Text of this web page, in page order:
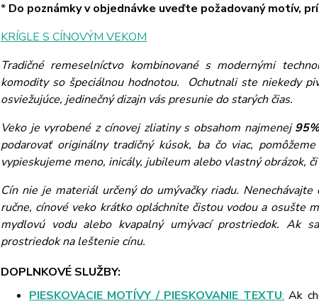
*Do poznámky v objednávke uveďte požadovaný motív,
KRÍGLE S CÍNOVÝM VEKOM
Tradičné remeselníctvo kombinované s modernými
komodity so špeciálnou hodnotou. Ochutnali ste niekedy
osviežujúce, jedinečný dizajn vás presunie do starých čias.
Veko je vyrobené z cínovej zliatiny s obsahom najmenej
podarovať originálny tradičný kúsok, ba čo viac,
vypieskujeme meno, inicály, jubileum alebo vlastný obrázok,
Cín nie je materiál určený do umývačky riadu.
ručne, cínové veko krátko opláchnite čistou vodou a osušte
mydlovú vodu alebo kvapalný umývací prostriedok. Ak
prostriedok na leštenie cínu.
DOPLNKOVÉ SLUŽBY:
PIESKOVACIE MOTÍVY / PIESKOVANIE TEXTU: Ak